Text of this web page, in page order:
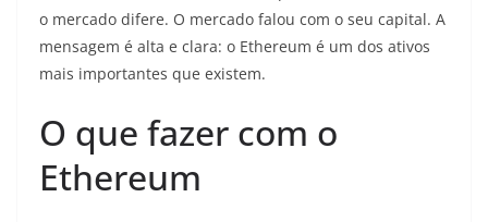
o mercado difere. O mercado falou com o seu capital. A
mensagem é alta e clara: o Ethereum é um dos ativos
mais importantes que existem.
O que fazer com o
Ethereum